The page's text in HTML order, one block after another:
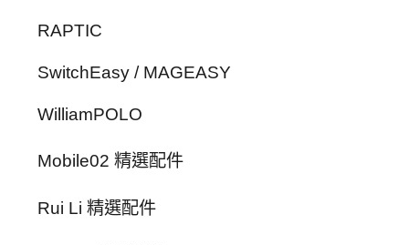
RAPTIC
SwitchEasy / MAGEASY
WilliamPOLO
Mobile02 精選配件
Rui Li 精選配件